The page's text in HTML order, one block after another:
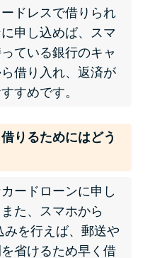
金を借りられる？
借りる方法があ
借りる方法は？親
は？悪質な手口に
金）からお金を借り
ドレスで借りられ
申し込めば、スマ
ている銀行のキャ
借り入れ、返済が
すめです。
りるためにはどう
ードローンに申し
た、スマホから
みを行えば、郵送や
省けるため早く借